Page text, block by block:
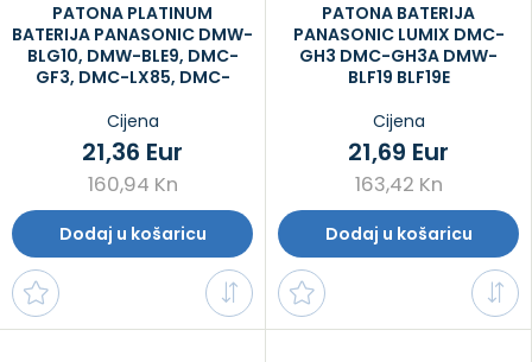
PATONA PLATINUM
BATERIJA PANASONIC DMW-
BLG10, DMW-BLE9, DMC-
GF3, DMC-LX85, DMC-
Cijena
160,94 Kn
21,36 Eur
Dodaj u košaricu
PATONA BATERIJA
PANASONIC LUMIX DMC-
GH3 DMC-GH3A DMW-
BLF19 BLF19E
Cijena
163,42 Kn
21,69 Eur
Dodaj u košaricu